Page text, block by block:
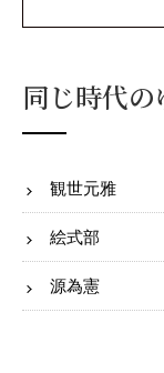
同じ時代
観世元雅
絵式部
源為憲